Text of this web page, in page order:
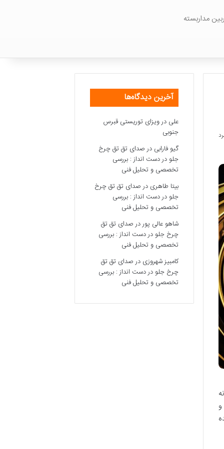
مداربسته
آخرین دیدگاه‌ها
علی درویزای توریستی قبرس
جنوبی
گیو فارابی درصدای تق تق چرخ
جلو در دست انداز : بررسی
تخصصی و تحلیل فنی
بیتا طاهری درصدای تق تق چرخ
جلو در دست انداز : بررسی
تخصصی و تحلیل فنی
شاهو عالی پوردرصدای تق تق
چرخ جلو در دست انداز : بررسی
تخصصی و تحلیل فنی
کامبیز شهروزی درصدای تق تق
چرخ جلو در دست انداز : بررسی
تخصصی و تحلیل فنی